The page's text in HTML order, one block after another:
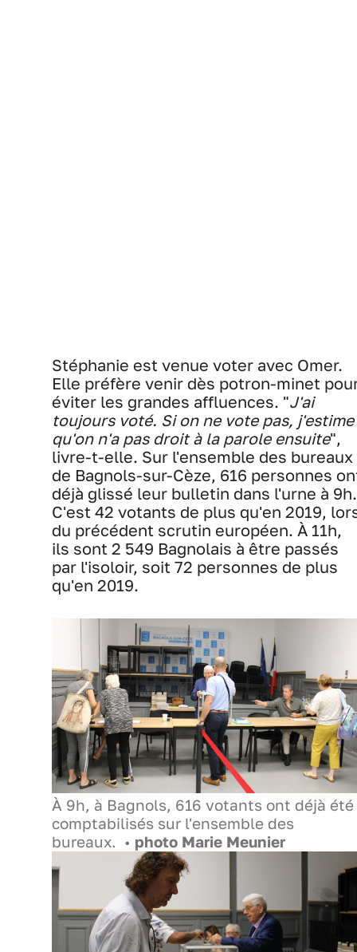
Stéphanie est venue voter avec Omer.
Elle préfère venir dès potron-minet
éviter les grandes affluences. "J'ai
toujours voté. Si on ne vote pas, j'estime
qu'on n'a pas droit à la parole ensuite",
livre-t-elle. Sur l'ensemble des bureaux
de Bagnols-sur-Cèze, 616 personnes
déjà glissé leur bulletin dans l'urne à 9h.
C'est 42 votants de plus qu'en 2019,
du précédent scrutin européen. À 11h,
ils sont 2 549 Bagnolais à être passés
par l'isoloir, soit 72 personnes de plus
qu'en 2019.
À 9h, à Bagnols, 616 votants ont déjà été
comptabilisés sur l'ensemble des
bureaux. • photo Marie Meunier